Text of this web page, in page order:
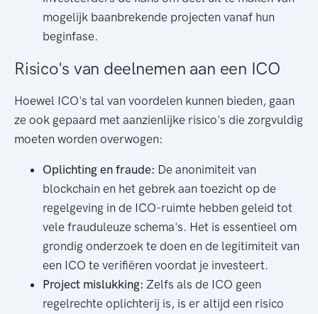
mogelijk baanbrekende projecten vanaf hun
beginfase.
Risico's van deelnemen aan een ICO
Hoewel ICO's tal van voordelen kunnen bieden, gaan
ze ook gepaard met aanzienlijke risico's die zorgvuldig
moeten worden overwogen:
Oplichting en fraude: De anonimiteit van
blockchain en het gebrek aan toezicht op de
regelgeving in de ICO-ruimte hebben geleid tot
vele frauduleuze schema's. Het is essentieel om
grondig onderzoek te doen en de legitimiteit van
een ICO te verifiëren voordat je investeert.
Project mislukking: Zelfs als de ICO geen
regelrechte oplichterij is, is er altijd een risico